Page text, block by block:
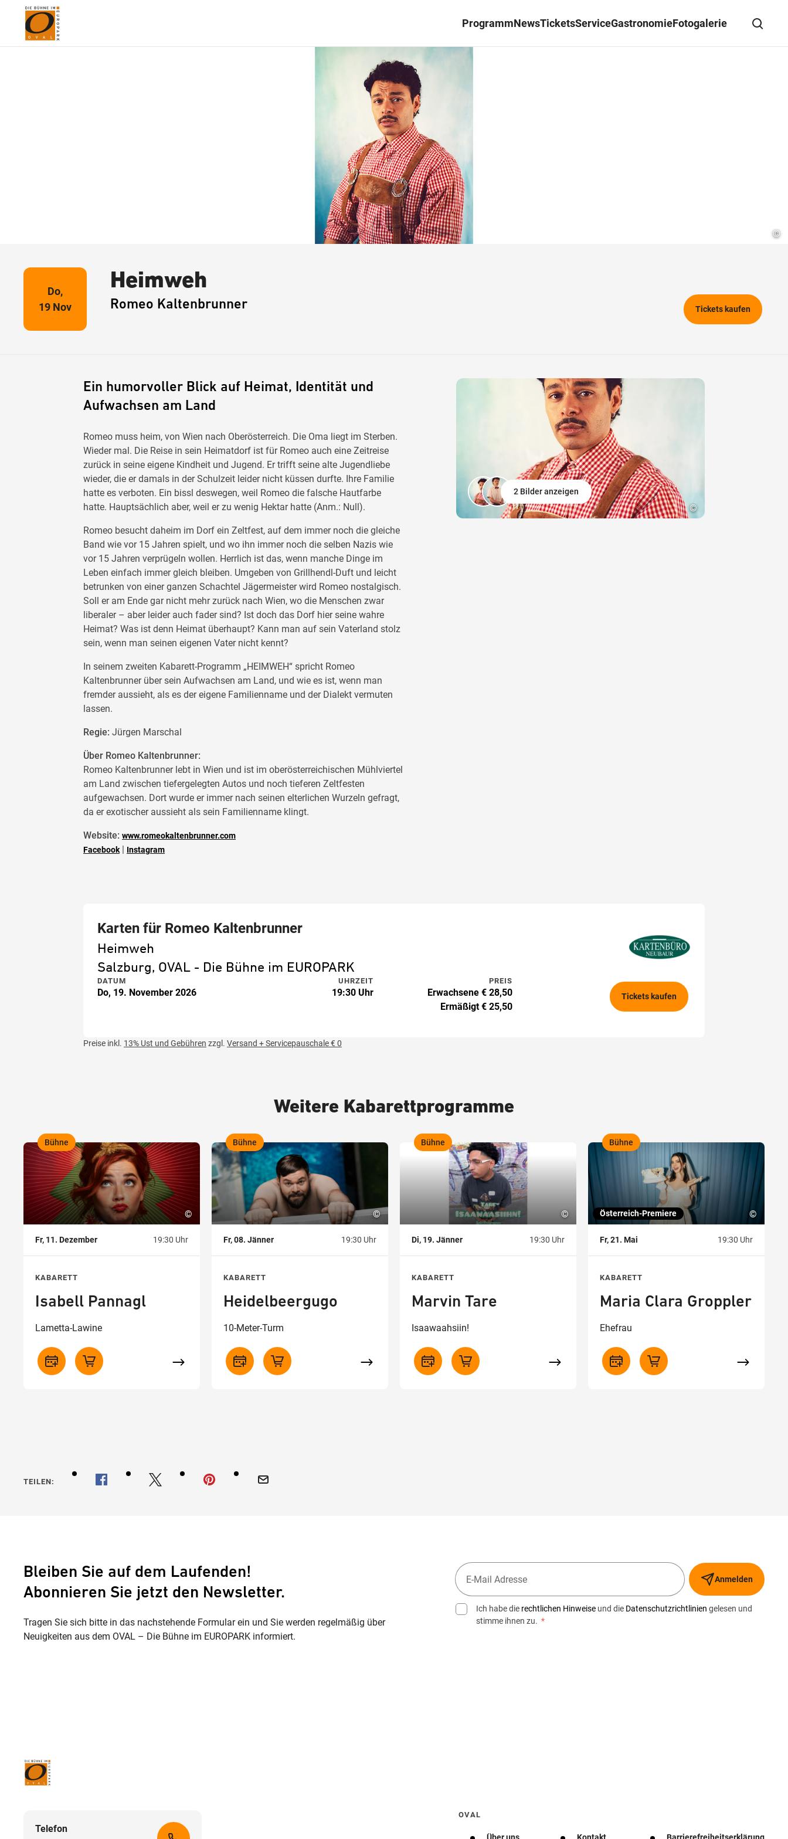
ProgrammNewsTicketsServiceGastronomieFotogalerie
©
Do,
19 Nov
Heimweh
Romeo Kaltenbrunner Tickets kaufen
Ein humorvoller Blick auf Heimat, Identität und
Aufwachsen am Land
Romeo muss heim, von Wien nach Oberösterreich. Die Oma liegt im Sterben.
Wieder mal. Die Reise in sein Heimatdorf ist für Romeo auch eine Zeitreise
zurück in seine eigene Kindheit und Jugend. Er trifft seine alte Jugendliebe
wieder, die er damals in der Schulzeit leider nicht küssen durfte. Ihre Familie
hatte es verboten. Ein bissl deswegen, weil Romeo die falsche Hautfarbe
hatte. Hauptsächlich aber, weil er zu wenig Hektar hatte (Anm.: Null).
Romeo besucht daheim im Dorf ein Zeltfest, auf dem immer noch die gleiche
Band wie vor 15 Jahren spielt, und wo ihn immer noch die selben Nazis wie
vor 15 Jahren verprügeln wollen. Herrlich ist das, wenn manche Dinge im
Leben einfach immer gleich bleiben. Umgeben von Grillhendl-Duft und leicht
betrunken von einer ganzen Schachtel Jägermeister wird Romeo nostalgisch.
Soll er am Ende gar nicht mehr zurück nach Wien, wo die Menschen zwar
liberaler – aber leider auch fader sind? Ist doch das Dorf hier seine wahre
Heimat? Was ist denn Heimat überhaupt? Kann man auf sein Vaterland stolz
sein, wenn man seinen eigenen Vater nicht kennt?
In seinem zweiten Kabarett-Programm „HEIMWEH“ spricht Romeo
Kaltenbrunner über sein Aufwachsen am Land, und wie es ist, wenn man
fremder aussieht, als es der eigene Familienname und der Dialekt vermuten
lassen.
Regie: Jürgen Marschal
Über Romeo Kaltenbrunner:
Romeo Kaltenbrunner lebt in Wien und ist im oberösterreichischen Mühlviertel
am Land zwischen tiefergelegten Autos und noch tieferen Zeltfesten
aufgewachsen. Dort wurde er immer nach seinen elterlichen Wurzeln gefragt,
da er exotischer aussieht als sein Familienname klingt.
Website: www.romeokaltenbrunner.com
Facebook| Instagram
©
2 Bilder anzeigen
Karten für Romeo Kaltenbrunner
Heimweh
Salzburg, OVAL - Die Bühne im EUROPARK
DATUM
Do, 19. November 2026
UHRZEIT
19:30 Uhr
PREIS
Erwachsene € 28,50
Ermäßigt € 25,50
Tickets kaufen
Preise inkl. 13% Ust und Gebühren zzgl. Versand + Servicepauschale € 0
Weitere Kabarettprogramme
,
©
Bühne
Fr, 11. Dezember 19:30 Uhr
KABARETT
Isabell Pannagl
Lametta-Lawine
,
©
Bühne
Fr, 08. Jänner 19:30 Uhr
KABARETT
Heidelbeergugo
10-Meter-Turm
©
Bühne
Di, 19. Jänner 19:30 Uhr
KABARETT
Marvin Tare
Isaawaahsiin!
,
©
Österreich-Premiere
Bühne
Fr, 21. Mai 19:30 Uhr
KABARETT
Maria Clara Groppler
Ehefrau
TEILEN:
Bleiben Sie auf dem Laufenden!
Abonnieren Sie jetzt den Newsletter.
Tragen Sie sich bitte in das nachstehende Formular ein und Sie werden regelmäßig über
Neuigkeiten aus dem OVAL – Die Bühne im EUROPARK informiert.
Anmelden
Ich habe die rechtlichen Hinweise und die Datenschutzrichtlinien gelesen und
stimme ihnen zu. *
Telefon
OVAL